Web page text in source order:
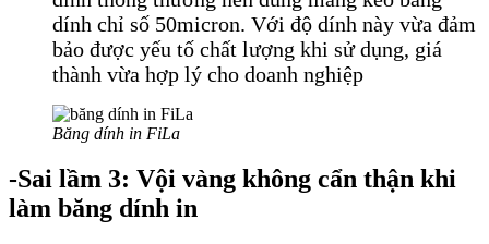
dính chỉ số 50micron. Với độ dính này vừa đảm
bảo được yếu tố chất lượng khi sử dụng, giá
thành vừa hợp lý cho doanh nghiệp
Băng dính in FiLa
-Sai lầm 3: Vội vàng không cẩn thận khi
làm băng dính in